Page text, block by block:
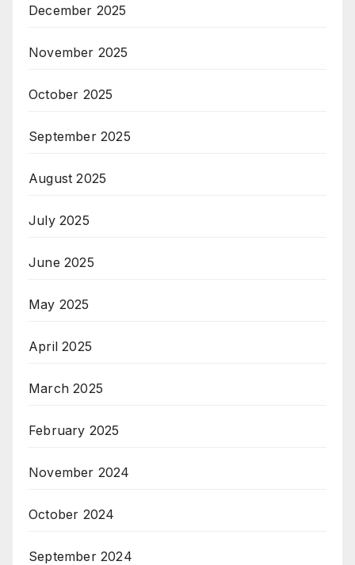
December 2025
November 2025
October 2025
September 2025
August 2025
July 2025
June 2025
May 2025
April 2025
March 2025
February 2025
November 2024
October 2024
September 2024